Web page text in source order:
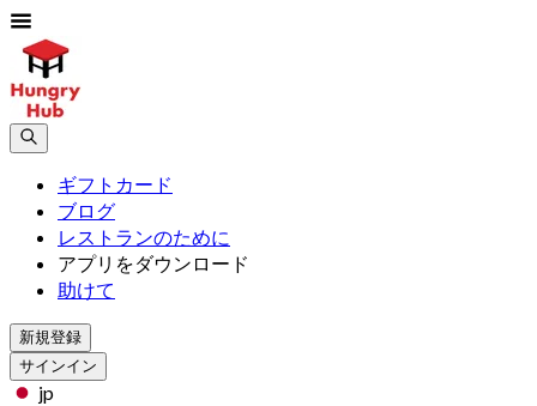
ギフトカード
ブログ
レストランのために
アプリをダウンロード
助けて
新規登録
サインイン
jp